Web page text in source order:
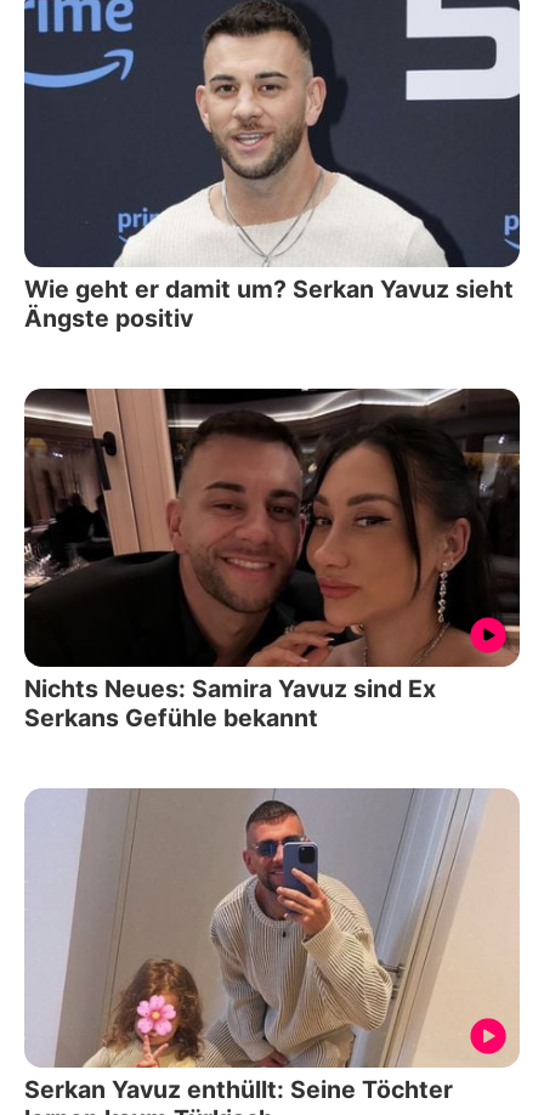
Wie geht er damit um? Serkan Yavuz sieht
Ängste positiv
Nichts Neues: Samira Yavuz sind Ex
Serkans Gefühle bekannt
Serkan Yavuz enthüllt: Seine Töchter